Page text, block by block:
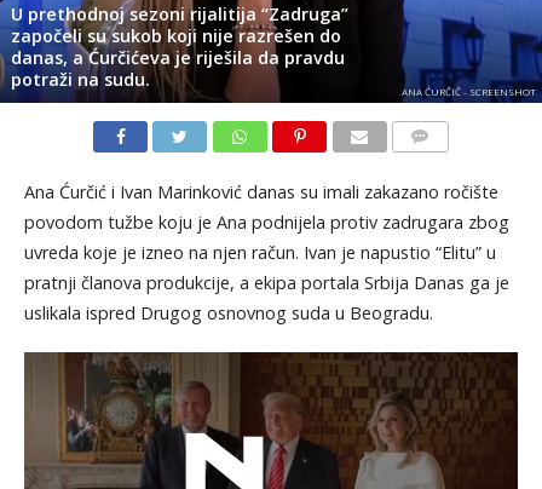
U prethodnoj sezoni rijalitija “Zadruga”
započeli su sukob koji nije razrešen do
danas, a Ćurčićeva je riješila da pravdu
potraži na sudu.
ANA ĆURČIĆ - SCREENSHOT
Ana Ćurčić i Ivan Marinković danas su imali zakazano ročište
povodom tužbe koju je Ana podnijela protiv zadrugara zbog
uvreda koje je izneo na njen račun. Ivan je napustio “Elitu” u
pratnji članova produkcije, a ekipa portala Srbija Danas ga je
uslikala ispred Drugog osnovnog suda u Beogradu.